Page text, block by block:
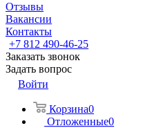
Отзывы
Вакансии
Контакты
+7 812 490-46-25
Заказать звонок
Задать вопрос
Войти
Корзина0
Отложенные0